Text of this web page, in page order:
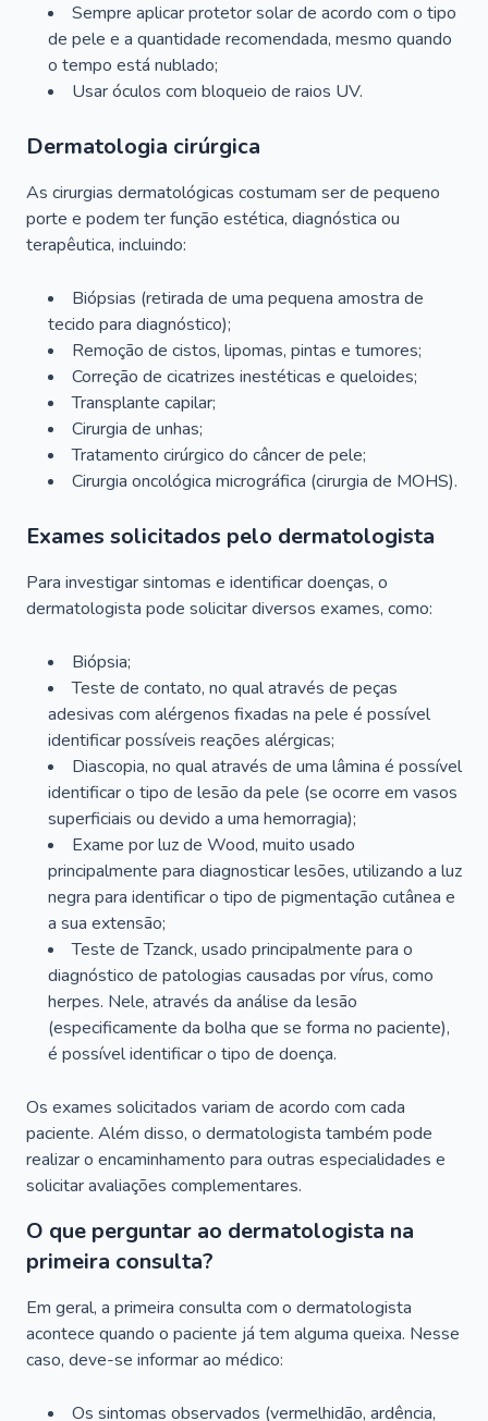
Sempre aplicar protetor solar de acordo com o tipo
de pele e a quantidade recomendada, mesmo quando
o tempo está nublado;
Usar óculos com bloqueio de raios UV.
Dermatologia cirúrgica
As cirurgias dermatológicas costumam ser de pequeno
porte e podem ter função estética, diagnóstica ou
terapêutica, incluindo:
Biópsias (retirada de uma pequena amostra de
tecido para diagnóstico);
Remoção de cistos, lipomas, pintas e tumores;
Correção de cicatrizes inestéticas e queloides;
Transplante capilar;
Cirurgia de unhas;
Tratamento cirúrgico do câncer de pele;
Cirurgia oncológica micrográfica (cirurgia de MOHS).
Exames solicitados pelo dermatologista
Para investigar sintomas e identificar doenças, o
dermatologista pode solicitar diversos exames, como:
Biópsia;
Teste de contato, no qual através de peças
adesivas com alérgenos fixadas na pele é possível
identificar possíveis reações alérgicas;
Diascopia, no qual através de uma lâmina é possível
identificar o tipo de lesão da pele (se ocorre em vasos
superficiais ou devido a uma hemorragia);
Exame por luz de Wood, muito usado
principalmente para diagnosticar lesões, utilizando a luz
negra para identificar o tipo de pigmentação cutânea e
a sua extensão;
Teste de Tzanck, usado principalmente para o
diagnóstico de patologias causadas por vírus, como
herpes. Nele, através da análise da lesão
(especificamente da bolha que se forma no paciente),
é possível identificar o tipo de doença.
Os exames solicitados variam de acordo com cada
paciente. Além disso, o dermatologista também pode
realizar o encaminhamento para outras especialidades e
solicitar avaliações complementares.
O que perguntar ao dermatologista na
primeira consulta?
Em geral, a primeira consulta com o dermatologista
acontece quando o paciente já tem alguma queixa. Nesse
caso, deve-se informar ao médico:
Os sintomas observados (vermelhidão, ardência,